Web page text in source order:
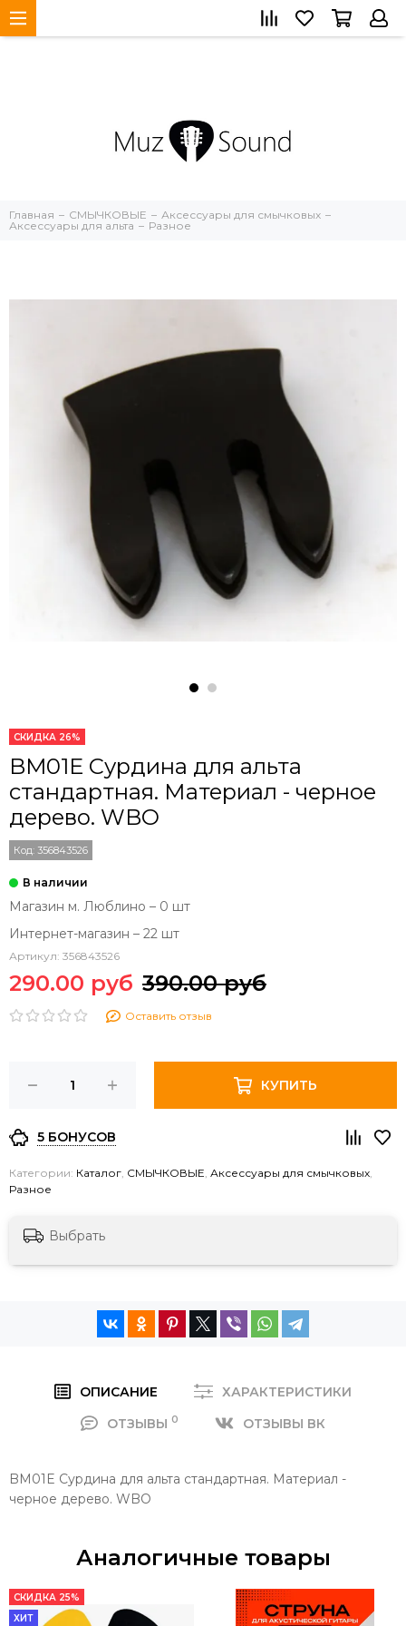
Главная СМЫЧКОВЫЕ
Аксессуары для смычковых
Аксессуары для альта
Разное
СКИДКА 26%
BM01E Сурдина для альта
стандартная. Материал - черное
дерево. WBO
Код: 356843526
Магазин м. Люблино – 0 шт
Интернет-магазин – 22 шт
Артикул: 356843526
290.00 руб 390.00 руб
Оставить отзыв
КУПИТЬ
5 БОНУСОВ
Категории: Каталог, СМЫЧКОВЫЕ, Аксессуары для смычковых,
Разное
Выбрать
ОПИСАНИЕ
ХАРАКТЕРИСТИКИ
ОТЗЫВЫ 0 ОТЗЫВЫ ВК
BM01E Сурдина для альта стандартная. Материал -
черное дерево. WBO
Аналогичные товары
СКИДКА 25%
ХИТ